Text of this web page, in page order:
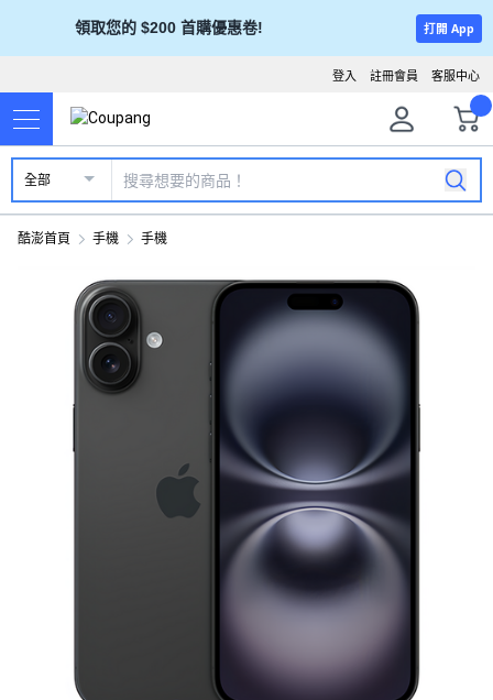
領取您的 $200 首購優惠卷! 打開 App
客服中心
註冊會員
登入
全部
酷澎首頁 手機 手機